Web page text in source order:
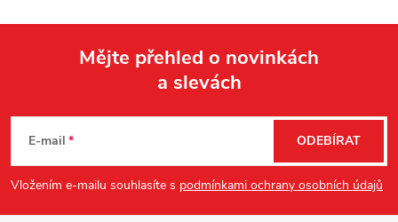
p
Mějte přehled o novinkách
a slevách
E-mail
Vložením e-mailu souhlasíte s podmínkami ochrany osobních údajů
ODEBÍRAT